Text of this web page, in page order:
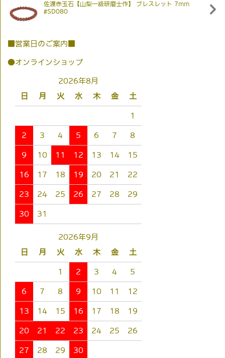
佐渡赤玉石【山梨一級研磨士作】 ブレスレット 7mm
#SD080
■営業日のご案内■
●オンラインショップ
2026年8月
日
月 火 水 木 金 土
1
2 3 4 5 6 7 8
9 10 11 12 13 14 15
16 17 18 19 20 21 22
23 24 25 26 27 28 29
30 31
2026年9月
日
月 火 水 木 金 土
1 2 3 4 5
6 7 8 9 10 11 12
13 14 15 16 17 18 19
20 21 22 23 24 25 26
27 28 29 30